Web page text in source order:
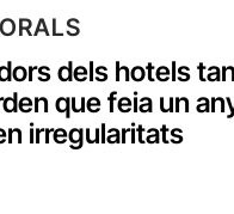
dels hotels
que feia un
irregularitats